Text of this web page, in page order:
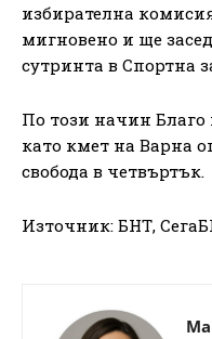
избирателна
мигновено и ще
сутринта в Спортна
По този начин Благо
като кмет на Варна
свобода в четвъртък.
Източник: БНТ,